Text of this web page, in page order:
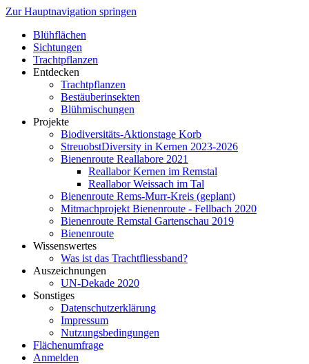
Zur Hauptnavigation springen
Blühflächen
Sichtungen
Trachtpflanzen
Entdecken
Trachtpflanzen
Bestäuberinsekten
Blühmischungen
Projekte
Biodiversitäts-Aktionstage Korb
StreuobstDiversity in Kernen 2023-2026
Bienenroute Reallabore 2021
Reallabor Kernen im Remstal
Reallabor Weissach im Tal
Bienenroute Rems-Murr-Kreis (geplant)
Mitmachprojekt Bienenroute - Fellbach 2020
Bienenroute Remstal Gartenschau 2019
Bienenroute
Wissenswertes
Was ist das Trachtfliessband?
Auszeichnungen
UN-Dekade 2020
Sonstiges
Datenschutzerklärung
Impressum
Nutzungsbedingungen
Flächenumfrage
Anmelden